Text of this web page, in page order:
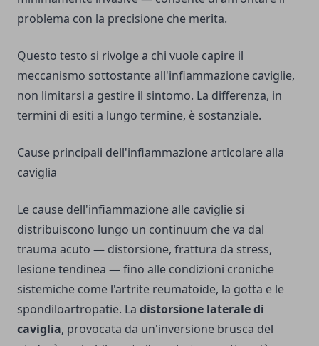
problema con la precisione che merita.
Questo testo si rivolge a chi vuole capire il
meccanismo sottostante all'infiammazione caviglie,
non limitarsi a gestire il sintomo. La differenza, in
termini di esiti a lungo termine, è sostanziale.
Cause principali dell'infiammazione articolare alla
caviglia
Le cause dell'infiammazione alle caviglie si
distribuiscono lungo un continuum che va dal
trauma acuto — distorsione, frattura da stress,
lesione tendinea — fino alle condizioni croniche
sistemiche come l'artrite reumatoide, la gotta e le
spondiloartropatie. La distorsione laterale di
caviglia, provocata da un'inversione brusca del